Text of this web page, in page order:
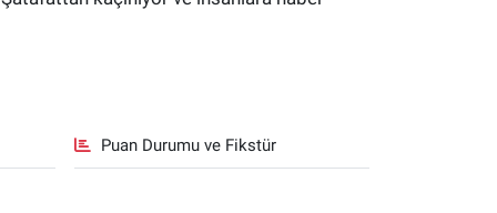
Puan Durumu ve Fikstür